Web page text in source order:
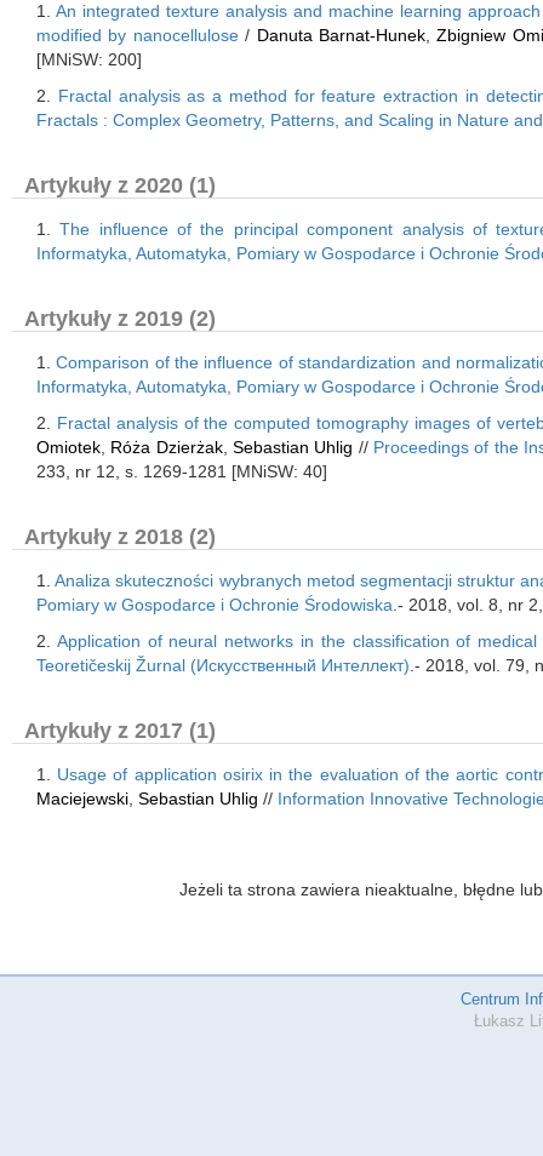
1. An integrated texture analysis and machine learning
modified by nanocellulose/ Danuta Barnat-Hunek,Zbigniew
[MNiSW: 200]
2. Fractal analysis as a method for feature extraction in
Fractals : Complex Geometry, Patterns, and Scaling in Nature
Artykuły z 2020 (1)
1.The influence of the principal component analysis of
Informatyka, Automatyka, Pomiary w Gospodarce i Ochronie
Artykuły z 2019 (2)
1.Comparison of the influence of standardization and
Informatyka, Automatyka, Pomiary w Gospodarce i Ochronie
2. Fractal analysis of the computed tomography images of
Omiotek Róża Dzierżak,Sebastian Uhlig // Proceedings of the
233, nr 12, s. 1269-1281 [MNiSW: 40]
Artykuły z 2018 (2)
1.Analiza skuteczności wybranych metod segmentacji struktur
Pomiary w Gospodarce i Ochronie Środowiska .- 2018, vol. 8, nr
2. Application of neural networks in the classification of
Teoretičeskij Žurnal (Искусственный Интеллект) .- 2018, vol. 79,
Artykuły z 2017 (1)
1. Usage of application osirix in the evaluation of the aortic
Maciejewski Sebastian Uhlig // Information Innovative
Jeżeli ta strona zawiera nieaktualne, błędne
Centrum
Łukasz